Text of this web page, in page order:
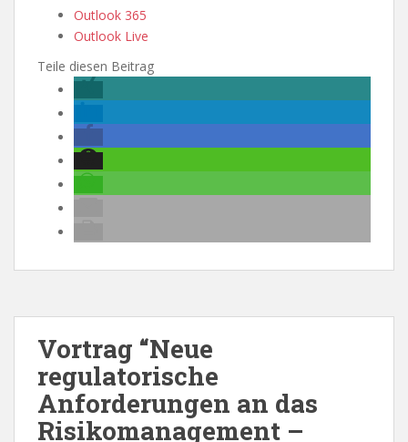
Outlook 365
Outlook Live
Teile diesen Beitrag
Vortrag “Neue
regulatorische
Anforderungen an das
Risikomanagement –